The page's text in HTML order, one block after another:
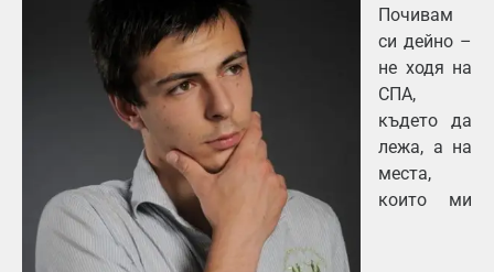
Почивам
си дейно –
не ходя на
СПА,
където да
лежа, а на
места,
които ми